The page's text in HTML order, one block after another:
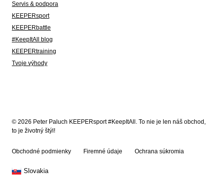
Servis & podpora
KEEPERsport
KEEPERbattle
#KeepItAll blog
KEEPERtraining
Tvoje výhody
© 2026 Peter Paluch KEEPERsport #KeepItAll. To nie je len náš obchod,
to je životný štýl!
Obchodné podmienky Firemné údaje Ochrana súkromia
Slovakia